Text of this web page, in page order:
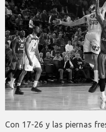
Con 17-26 y las piernas